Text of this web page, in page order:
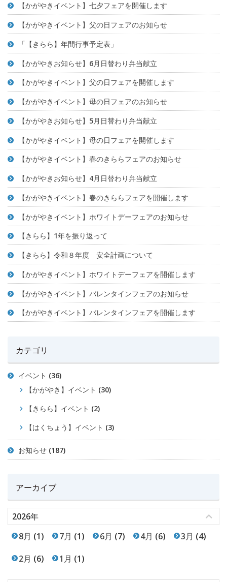
【かがやきイベント】七夕フェアを開催します
【かがやきイベント】父の日フェアのお知らせ
「【きらら】年間行事予定表」
【かがやきお知らせ】6月日替わり弁当献立
【かがやきイベント】父の日フェアを開催します
【かがやきイベント】母の日フェアのお知らせ
【かがやきお知らせ】5月日替わり弁当献立
【かがやきイベント】母の日フェアを開催します
【かがやきイベント】春のきららフェアのお知らせ
【かがやきお知らせ】4月日替わり弁当献立
【かがやきイベント】春のきららフェアを開催します
【かがやきイベント】ホワイトデーフェアのお知らせ
【きらら】1年を振り返って
【きらら】令和８年度 安全計画について
【かがやきイベント】ホワイトデーフェアを開催します
【かがやきイベント】バレンタインフェアのお知らせ
【かがやきイベント】バレンタインフェアを開催します
カテゴリ
イベント (36)
【かがやき】イベント (30)
【きらら】イベント (2)
【はくちょう】イベント (3)
お知らせ (187)
アーカイブ
2026年
8月 (1) 7月 (1) 6月 (7) 4月 (6) 3月 (4)
2月 (6) 1月 (1)